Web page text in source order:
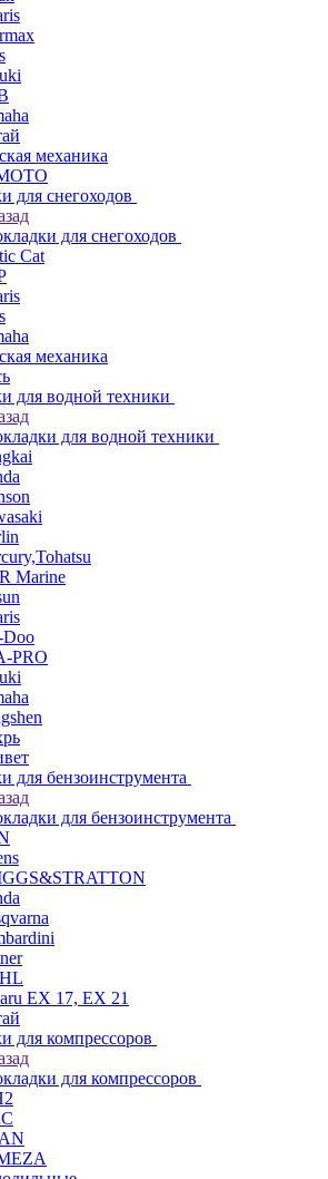
механика
для снегоходов
для снегоходов
Cat
механика
для водной техники
для водной техники
Marine
Doo
PRO
для бензоинструмента
для бензоинструмента
EX 17, EX 21
для компрессоров
для компрессоров